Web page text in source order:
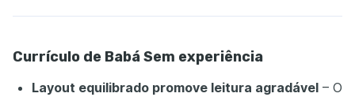
Currículo de Babá Sem experiência
Layout equilibrado promove leitura agradável – O